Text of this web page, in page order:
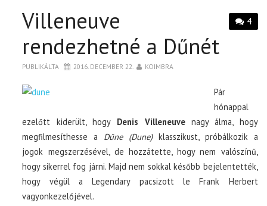
4
Villeneuve
rendezhetné a Dűnét
PUBLIKÁLTA 2016. DECEMBER 22. KOIMBRA
Pár
hónappal
ezelőtt kiderült, hogy Denis Villeneuvenagy álma, hogy
megfilmesíthesse a Dűne (Dune)klasszikust, próbálkozik a
jogok megszerzésével, de hozzátette, hogy nem valószínű,
hogy sikerrel fog járni. Majd nem sokkal később bejelentették,
hogy végül a Legendary pacsizott le Frank Herbert
vagyonkezelőjével.